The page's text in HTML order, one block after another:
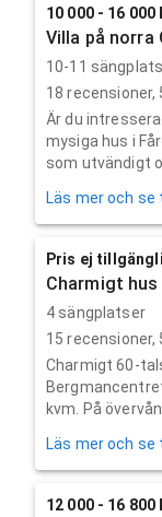
10 000 - 16
Villa på norra
10-11
18 recensioner,
Är du
mysiga hus i
som utvändigt
Läs mer och
Pris ej
Charmigt hus
4 sängplatser
15 recensioner,
Charmigt 60-
kvm. På
Läs mer och
12 000 - 16